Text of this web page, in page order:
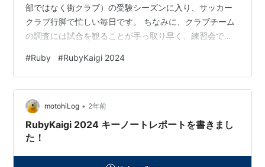
部ではなく街クラブ）の受験シーズンに入り、サッカー
クラブ行脚で忙しい毎日です。 ちなみに、クラブチーム
の調査には試合を観ることが手っ取り早く、練習会では
豆知識が誰かのお役に立てば。 さて、以前に hsbt が
「アンドパッドは RubyKaigi 2024 を全力で盛り上げま
す」と、このテックブログで宣言しましたが、宣言通
り、全力で盛り上げてきましたので、その模様をレポー
トします。 tech.andpad.co.jp ブースの…
#Ruby #RubyKaigi 2024
motohiLog • 2年前
RubyKaigi 2024 キーノートレポートを書きまし
た！